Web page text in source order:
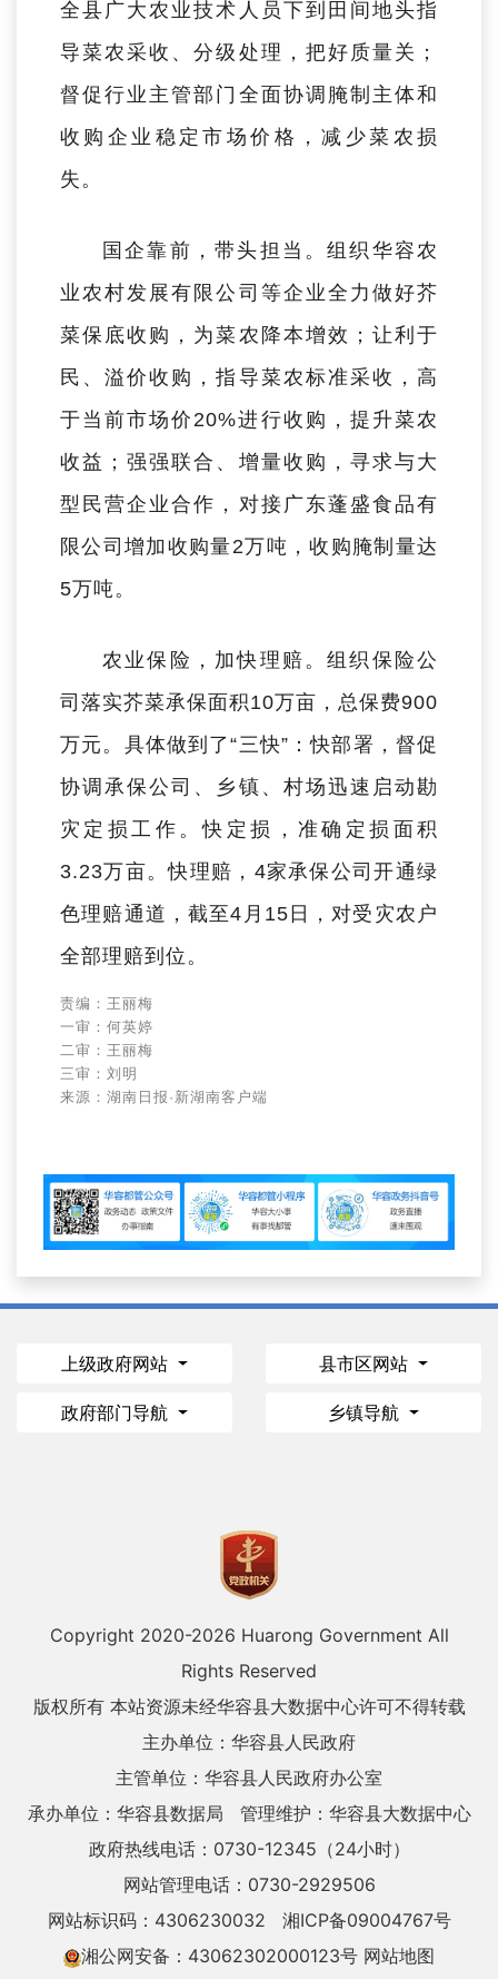
全县广大农业技术人员下到田间地头指
导菜农采收、分级处理，把好质量关；
督促行业主管部门全面协调腌制主体和
收购企业稳定市场价格，减少菜农损
失。
国企靠前，带头担当。组织华容农
业农村发展有限公司等企业全力做好芥
菜保底收购，为菜农降本增效；让利于
民、溢价收购，指导菜农标准采收，高
于当前市场价20%进行收购，提升菜农
收益；强强联合、增量收购，寻求与大
型民营企业合作，对接广东蓬盛食品有
限公司增加收购量2万吨，收购腌制量达
5万吨。
农业保险，加快理赔。组织保险公
司落实芥菜承保面积10万亩，总保费900
万元。具体做到了“三快”：快部署，督促
协调承保公司、乡镇、村场迅速启动勘
灾定损工作。快定损，准确定损面积
3.23万亩。快理赔，4家承保公司开通绿
色理赔通道，截至4月15日，对受灾农户
全部理赔到位。
责编：王丽梅
一审：何英婷
二审：王丽梅
三审：刘明
来源：湖南日报·新湖南客户端
上级政府网站 县市区网站
政府部门导航 乡镇导航
Copyright 2020-2026 Huarong Government All
Rights Reserved
版权所有 本站资源未经华容县大数据中心许可不得转载
主办单位：华容县人民政府
主管单位：华容县人民政府办公室
承办单位：华容县数据局
管理维护：华容县大数据中心
政府热线电话：0730-12345（24小时）
网站管理电话：0730-2929506
网站标识码：4306230032
湘ICP备09004767号
湘公网安备：43062302000123号 网站地图